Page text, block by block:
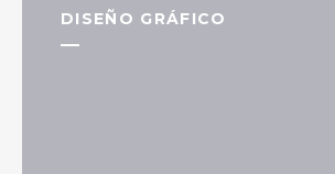
DISEÑO GRÁFICO